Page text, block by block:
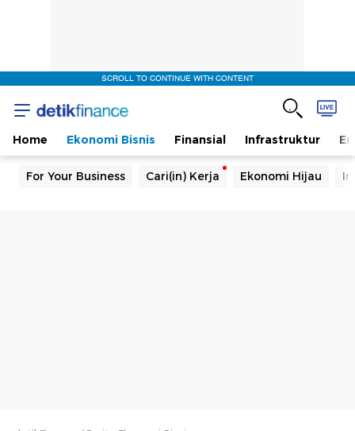
SCROLL TO CONTINUE WITH CONTENT
Home Ekonomi Bisnis Finansial Infrastruktur
For Your Business Cari(in) Kerja Ekonomi Hijau